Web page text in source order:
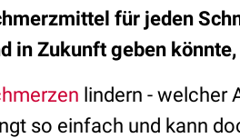
für jeden
in Zukunft geben
lindern - welcher
so einfach und kann